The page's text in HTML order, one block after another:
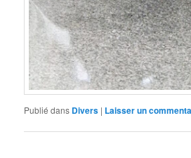
Publié dans Divers | Laisser un